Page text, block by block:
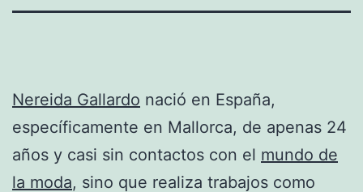
Nereida Gallardo nació en España,
específicamente en Mallorca, de apenas 24
años y casi sin contactos con el mundo de
la moda, sino que realiza trabajos como